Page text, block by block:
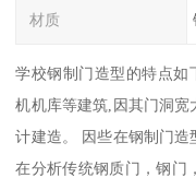
材质
学校钢制门造型的特点如
机机库等建筑,因其门洞
计建造。 因些在钢制门造
在分析传统钢质门，钢门